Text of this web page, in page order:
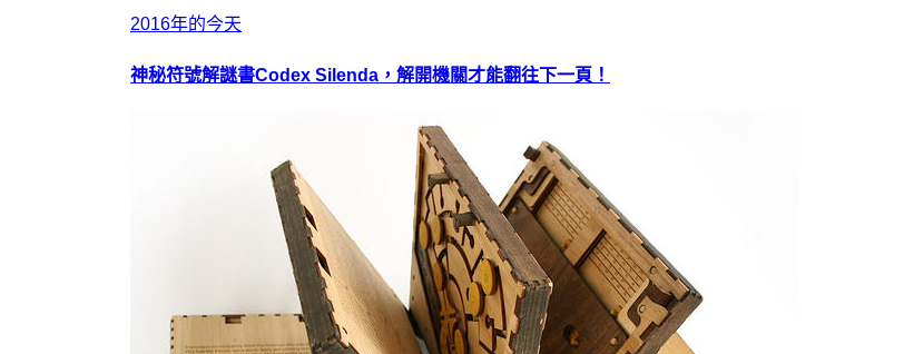
2016年的今天
神秘符號解謎書Codex Silenda，解開機關才能翻往下一頁！